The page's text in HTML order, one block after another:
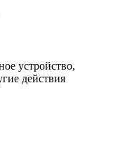
устройство,
действия